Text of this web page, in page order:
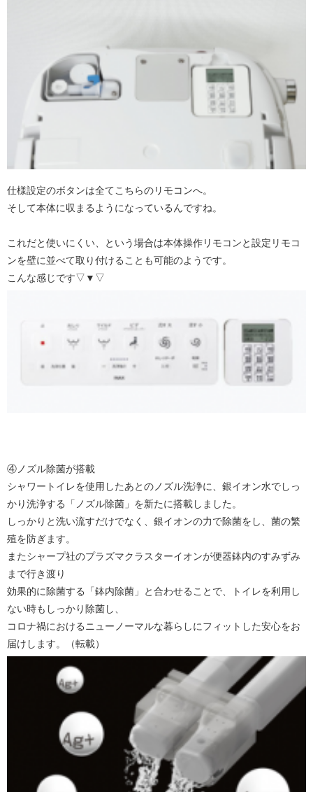
仕様設定のボタンは全てこちらのリモコンへ。
そして本体に収まるようになっているんですね。
これだと使いにくい、という場合は本体操作リモコンと設定リモコ
ンを壁に並べて取り付けることも可能のようです。
こんな感じです▽▼▽
④ノズル除菌が搭載
シャワートイレを使用したあとのノズル洗浄に、銀イオン水でしっ
かり洗浄する「ノズル除菌」を新たに搭載しました。
しっかりと洗い流すだけでなく、銀イオンの力で除菌をし、菌の繁
殖を防ぎます。
またシャープ社のプラズマクラスターイオンが便器鉢内のすみずみ
まで行き渡り
効果的に除菌する「鉢内除菌」と合わせることで、トイレを利用し
ない時もしっかり除菌し、
コロナ禍におけるニューノーマルな暮らしにフィットした安心をお
届けします。（転載）